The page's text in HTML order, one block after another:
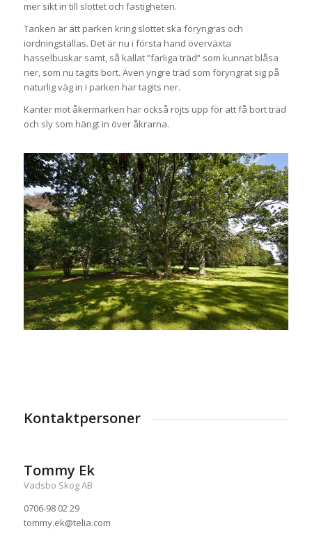
mer sikt in till slottet och fastigheten.
Tanken är att parken kring slottet ska föryngras och
iordningställas. Det är nu i första hand överväxta
hasselbuskar samt, så kallat ”farliga träd” som kunnat blåsa
ner, som nu tagits bort. Även yngre träd som föryngrat sig på
naturlig väg in i parken har tagits ner.
Kanter mot åkermarken har också röjts upp för att få bort träd
och sly som hängt in över åkrarna.
Kontaktpersoner
Tommy Ek
Vadsbo Skog AB
0706-98 02 29
tommy.ek@telia.com